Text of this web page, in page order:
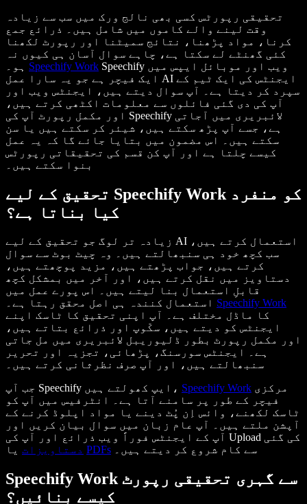
تحقیقی رپورٹس کسی بھی نالج ورک میں سب سے زیادہ
وقت لینے والے کاموں میں شامل ہیں۔ ذرائع جمع
کرنا، مواد پڑھنا، نتائج سمیٹنا اور رپورٹ لکھنا
کئی گھنٹے لے سکتا ہے، چاہے سوال آسان ہی کیوں نہ
Speechify Work Speechify ویب اور موبائل ایپس میں
ایک فیچر ہے جو یہ سارا عمل AI ایجنٹس کی ایک ٹیم کے
سپرد کر دیتا ہے۔ آپ سوال دیتے ہیں، ایجنٹس ویب اور
آپ کی دی گئی فائلوں سے معلومات اکٹھی کرتے ہیں،
اور مکمل رپورٹ آپ کی Speechify لائبریری میں آجاتی
ہے، جسے آپ پڑھ سکتے ہیں، شیئر کر سکتے ہیں یا سن
سکتے ہیں۔ اس مضمون میں بتایا جائے گا کہ یہ عمل
کیسے چلتا ہے اور آپ کن قسم کی تحقیقاتی رپورٹس
بنوا سکتے ہیں۔
تحقیق کے لیے Speechify Work کو منفرد
کیا بناتا ہے؟
زیادہ تر لوگ جو تحقیق کے لیے AI استعمال کرتے ہیں،
سب کچھ خود ہی سنبھالتے ہیں۔ وہ چیٹ بوٹ سے سوال
کرتے ہیں، جواب پڑھتے ہیں، مزید پوچھتے ہیں،
دستاویز میں نقل کرتے ہیں، اور آخر میں بمشکل کچھ
قابلِ استعمال بنا لیتے ہیں۔ اس پورے عمل میں
Speechify Work
کا ماڈل مختلف ہے۔ آپ اپنی تحقیق کا ٹاسک اپنے
ایجنٹس کو دیتے ہیں، سکّوپ اور ذرائع بتاتے ہیں،
اور مکمل رپورٹ بطور ڈلیوریبل لائبریری میں مل جاتی
ہے۔ ایجنٹس سورسنگ، پڑھائی، تجزیہ اور تحریر
سنبھالتے ہیں، اور آپ صرف نظرثانی کرتے ہیں۔
جب آپ Speechify ایپ کھولتے ہیں، Speechify Work
فیچر کے طور پر سامنے آتا ہے۔ انٹرفیس میں آپ کو
ٹاسک لکھنے، وائس اِن پُٹ دینے یا مواد اپلوڈ کرنے کے
آپشن ملتے ہیں۔ آپ عام زبان میں سوال بیان کریں اور
آپ کے ایجنٹس فوراً ویب ذرائع اور آپ کی Upload کی گئی
دستاویزات PDFs سے کام شروع کر دیتے ہیں۔
Speechify Work سے گہری تحقیقی رپورٹ
کیسے بنائیں؟